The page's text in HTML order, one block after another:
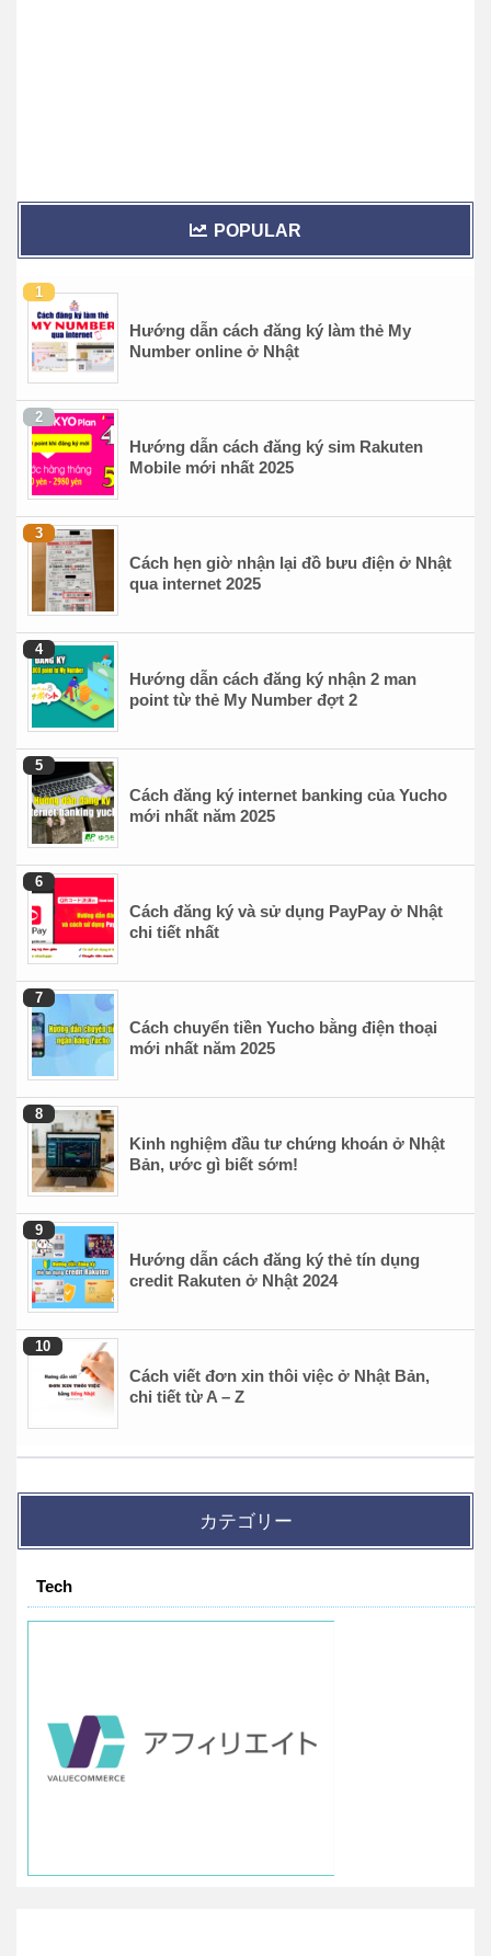
POPULAR
Hướng dẫn cách đăng ký làm thẻ My
Number online ở Nhật
Hướng dẫn cách đăng ký sim Rakuten
Mobile mới nhất 2025
Cách hẹn giờ nhận lại đồ bưu điện ở Nhật
qua internet 2025
Hướng dẫn cách đăng ký nhận 2 man
point từ thẻ My Number đợt 2
Cách đăng ký internet banking của Yucho
mới nhất năm 2025
Cách đăng ký và sử dụng PayPay ở Nhật
chi tiết nhất
Cách chuyển tiền Yucho bằng điện thoại
mới nhất năm 2025
Kinh nghiệm đầu tư chứng khoán ở Nhật
Bản, ước gì biết sớm!
Hướng dẫn cách đăng ký thẻ tín dụng
credit Rakuten ở Nhật 2024
Cách viết đơn xin thôi việc ở Nhật Bản,
chi tiết từ A – Z
カテゴリー
Tech